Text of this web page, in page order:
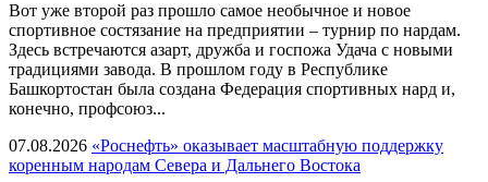
Вот уже второй раз прошло самое необычное и новое
спортивное состязание на предприятии – турнир по нардам.
Здесь встречаются азарт, дружба и госпожа Удача с новыми
традициями завода. В прошлом году в Республике
Башкортостан была создана Федерация спортивных нард и,
конечно, профсоюз...
07.08.2026 «Роснефть» оказывает масштабную поддержку
коренным народам Севера и Дальнего Востока